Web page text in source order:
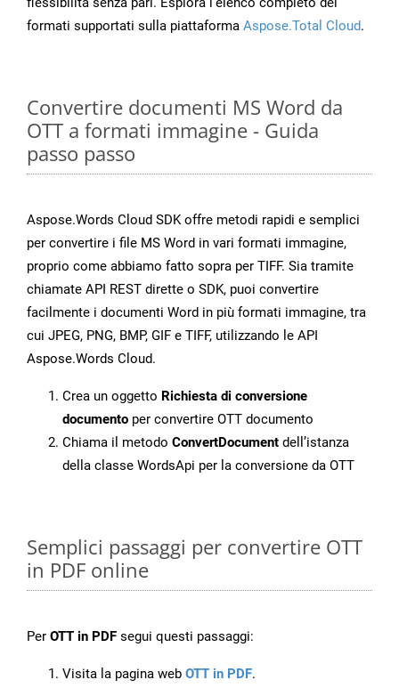
formati supportati sulla piattaforma Aspose.Total Cloud.
Convertire documenti MS Word da
OTT a formati immagine - Guida
passo passo
Aspose.Words Cloud SDK offre metodi rapidi e semplici
per convertire i file MS Word in vari formati immagine,
proprio come abbiamo fatto sopra per TIFF. Sia tramite
chiamate API REST dirette o SDK, puoi convertire
facilmente i documenti Word in più formati immagine, tra
cui JPEG, PNG, BMP, GIF e TIFF, utilizzando le API
Aspose.Words Cloud.
Crea un oggetto Richiesta di conversione
documento per convertire OTT documento
Chiama il metodo ConvertDocument dell’istanza
della classe WordsApi per la conversione da OTT
Semplici passaggi per convertire OTT
in PDF online
Per OTT in PDF segui questi passaggi:
Visita la pagina web OTT in PDF.